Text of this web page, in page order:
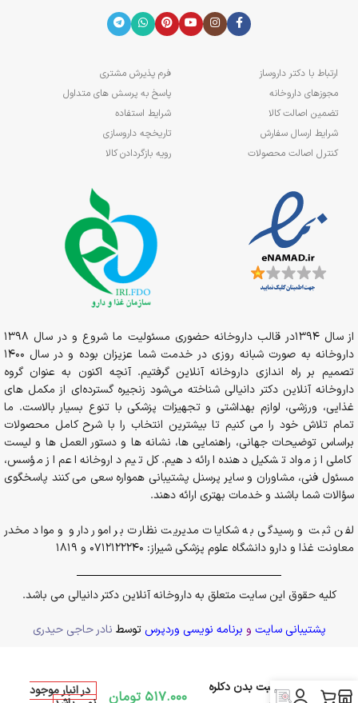
ارتباط با دکتر داروساز
مجوزهای داروخانه
تضمین اصالت کالا
شرایط ارسال سفارش
کنترل اصالت محصولات
فرم پذیرش مشتری
پاسخ به پرسش های متداول
شرایط استفاده
تاریخچه داروسازی
رویه بازگردادن کالا
از سال 1394در قالب داروخانه حضوری مسئولیت ما شروع و در سال 1398
داروخانه به صورت شبانه روزی در خدمت شما عزیزان بوده و در سال 1400
تصمیم بر راه اندازی داروخانه آنلاین گرفتیم. آنچه اکنون به عنوان گروه
داروخانه آنلاین دکتر دانیالی شناخته می‌شود زنجیره گسترده‌ای از مکمل های
غذایی، ورزشی، لوازم بهداشتی و تجهیزات پزشکی با تنوع بسیار بالاست. ما
تمام تلاش خود را می کنیم تا بیشترین انتخاب را با شرح کامل محصولات
براساس توضیحات جهانی، راهنمایی ها، نشانه ها و دستور العمل ها و لیست
کاملی از مواد تشکیل دهنده ارائه دهیم. کل تیم داروخانه اعم از مؤسس،
مسئول فنی، مشاوران و سایر پرسنل پشتیبانی همواره سعی می کنند پاسخگوی
سؤالات شما باشند و خدمات بهتری ارائه دهند.
لفن ثبت و رسیدگی به شکایات مدیریت نظارت بر امور دارو و مواد مخدر
معاونت غذا و دارو دانشگاه علوم پزشکی شیراز: 0712122240 و 1819
کلیه حقوق این سایت متعلق به داروخانه آنلاین دکتر دانیالی می باشد.
پشتیبانی سایت و برنامه نویسی وردپرس توسط نادر حاجی حیدری
پک مراقبت بدن دکلره
517.000 تومان در انبار موجود